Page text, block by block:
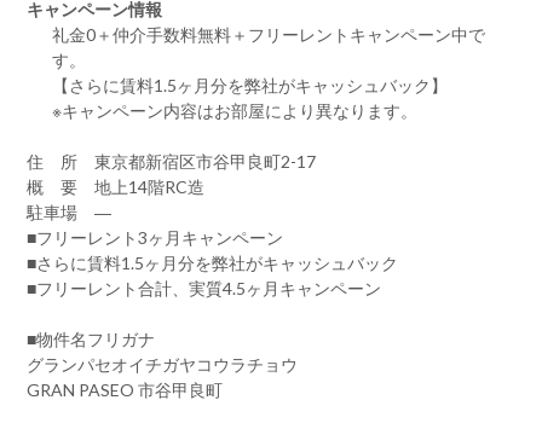
キャンペーン情報
礼金0＋仲介手数料無料＋ フリーレント キャンペーン中で
す。
【さらに賃料1.5ヶ月分を弊社がキャッシュバック】
※キャンペーン内容はお部屋により異なります。
住 所 東京都新宿区市谷甲良町2-17
概 要 地上14階RC造
駐車場 ―
■フリーレント3ヶ月キャンペーン
■さらに賃料1.5ヶ月分を弊社がキャッシュバック
■フリーレント合計、実質4.5ヶ月キャンペーン
■物件名フリガナ
グランパセオイチガヤコウラチョウ
GRAN PASEO 市谷甲良町